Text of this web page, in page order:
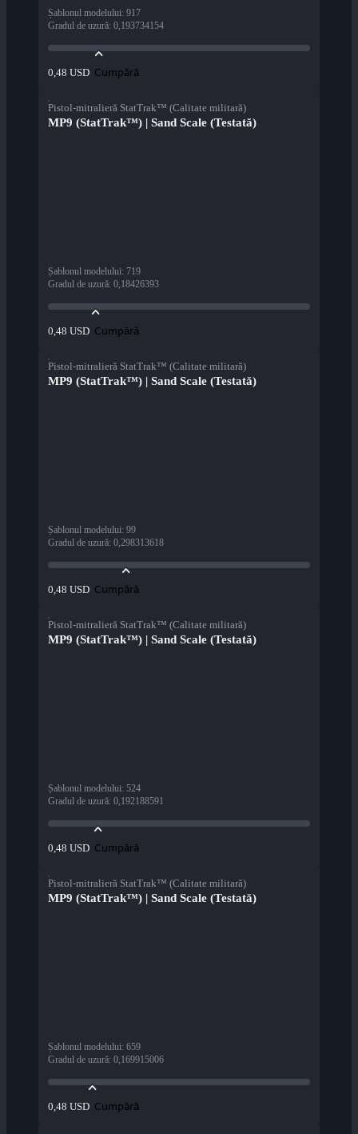
Șablonul modelului: 917
Gradul de uzură: 0,193734154
0,48 USD Cumpără
Pistol-mitralieră StatTrak™ (Calitate militară)
MP9 (StatTrak™) | Sand Scale (Testată)
Șablonul modelului: 719
Gradul de uzură: 0,18426393
0,48 USD Cumpără
Pistol-mitralieră StatTrak™ (Calitate militară)
MP9 (StatTrak™) | Sand Scale (Testată)
Șablonul modelului: 99
Gradul de uzură: 0,298313618
0,48 USD Cumpără
Pistol-mitralieră StatTrak™ (Calitate militară)
MP9 (StatTrak™) | Sand Scale (Testată)
Șablonul modelului: 524
Gradul de uzură: 0,192188591
0,48 USD Cumpără
Pistol-mitralieră StatTrak™ (Calitate militară)
MP9 (StatTrak™) | Sand Scale (Testată)
Șablonul modelului: 659
Gradul de uzură: 0,169915006
0,48 USD Cumpără